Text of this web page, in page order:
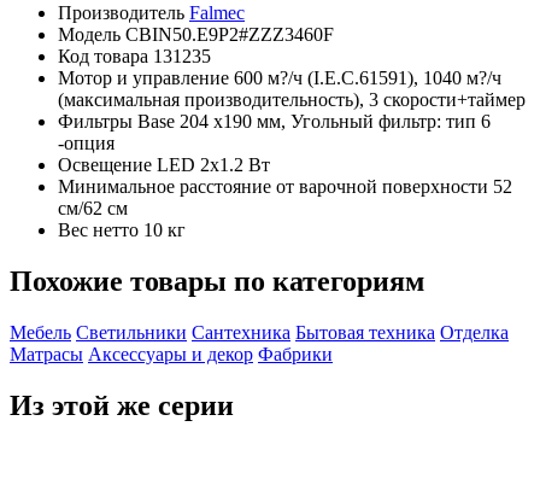
Производитель Falmec
Модель CBIN50.E9P2#ZZZ3460F
Код товара 131235
Мотор и управление 600 м?/ч (I.E.C.61591), 1040 м?/ч
(максимальная производительность), 3 скорости+таймер
Фильтры Base 204 x190 мм, Угольный фильтр: тип 6
-опция
Освещение LED 2x1.2 Вт
Минимальное расстояние от варочной поверхности 52
см/62 см
Вес нетто 10 кг
Похожие товары по категориям
Мебель Светильники Сантехника Бытовая техника Отделка
Матрасы Аксессуары и декор Фабрики
Из этой же серии